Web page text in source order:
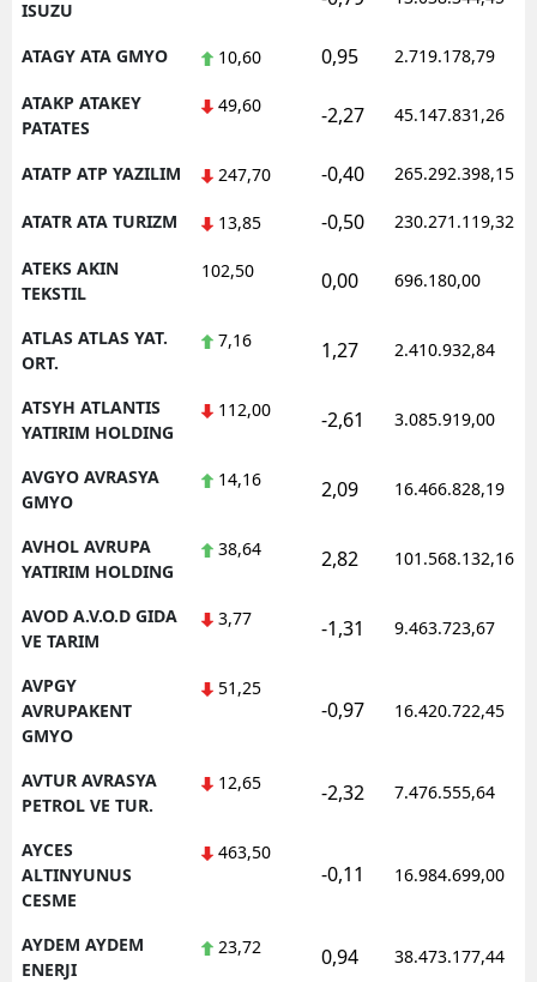
ISUZU
ATAGY ATA GMYO 10,60 0,95 2.719.178,79
ATAKP ATAKEY
PATATES
49,60 -2,27 45.147.831,26
ATATP ATP YAZILIM 247,70 -0,40 265.292.398,15
ATATR ATA TURIZM 13,85 -0,50 230.271.119,32
ATEKS AKIN
TEKSTIL
102,50 0,00 696.180,00
ATLAS ATLAS YAT.
ORT.
7,16 1,27 2.410.932,84
ATSYH ATLANTIS
YATIRIM HOLDING
112,00 -2,61 3.085.919,00
AVGYO AVRASYA
GMYO
14,16 2,09 16.466.828,19
AVHOL AVRUPA
YATIRIM HOLDING
38,64 2,82 101.568.132,16
AVOD A.V.O.D GIDA
VE TARIM
3,77 -1,31 9.463.723,67
AVPGY
AVRUPAKENT
GMYO
51,25
-0,97 16.420.722,45
AVTUR AVRASYA
PETROL VE TUR.
12,65 -2,32 7.476.555,64
AYCES
ALTINYUNUS
CESME
463,50
-0,11 16.984.699,00
AYDEM AYDEM
ENERJI
23,72 0,94 38.473.177,44